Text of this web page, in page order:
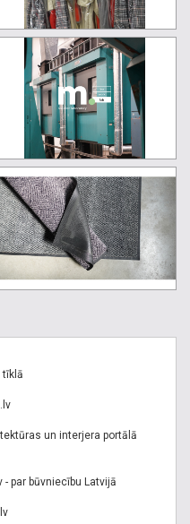
tīklā
un interjera portālā
par būvniecību Latvijā